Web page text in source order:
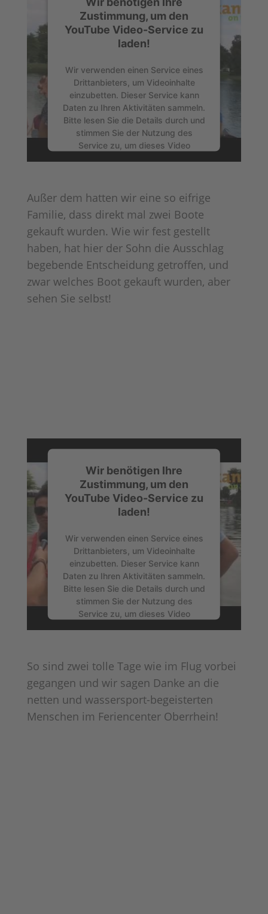
Zustimmung, um den
YouTube Video-Service zu
laden!
Wir verwenden einen Service eines
Drittanbieters, um Videoinhalte
einzubetten. Dieser Service kann
Daten zu Ihren Aktivitäten sammeln.
Bitte lesen Sie die Details durch und
stimmen Sie der Nutzung des
Service zu, um dieses Video
Akzeptieren
Usercentrics Consent
Management Platform
Außer dem hatten wir eine so eifrige
Familie, dass direkt mal zwei Boote
gekauft wurden. Wie wir fest gestellt
haben, hat hier der Sohn die Ausschlag
begebende Entscheidung getroffen, und
zwar welches Boot gekauft wurden, aber
sehen Sie selbst!
Wir benötigen Ihre
Zustimmung, um den
YouTube Video-Service zu
laden!
Wir verwenden einen Service eines
Drittanbieters, um Videoinhalte
einzubetten. Dieser Service kann
Daten zu Ihren Aktivitäten sammeln.
Bitte lesen Sie die Details durch und
stimmen Sie der Nutzung des
Service zu, um dieses Video
Akzeptieren
Usercentrics Consent
Management Platform
So sind zwei tolle Tage wie im Flug vorbei
gegangen und wir sagen Danke an die
netten und wassersport-begeisterten
Menschen im Feriencenter Oberrhein!